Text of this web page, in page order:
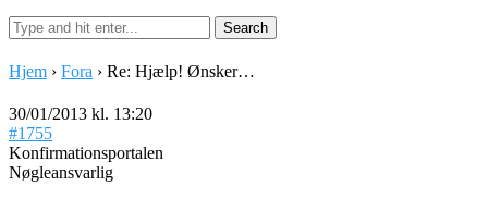
Hjem › Fora › Re: Hjælp! Ønsker…
30/01/2013 kl. 13:20
#1755
Konfirmationsportalen
Nøgleansvarlig